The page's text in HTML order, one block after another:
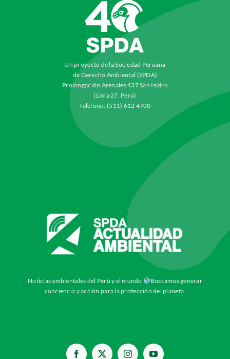
Un proyecto de la Sociedad Peruana
de Derecho Ambiental (SPDA)
Prolongación Arenales 437 San Isidro
(Lima 27, Perú)
Teléfono: (511) 612 4700
Noticias ambientales del Perú y el mundo
Buscamos generar
conciencia y acción para la protección del planeta.